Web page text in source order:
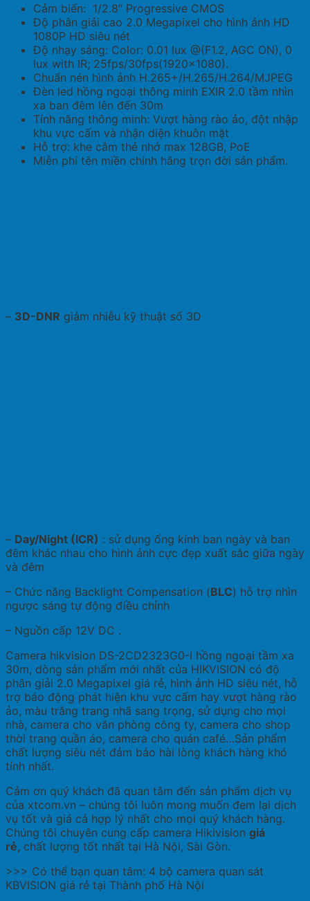
Cảm biến: 1/2.8″ Progressive CMOS
Độ phân giải cao 2.0 Megapixel cho hình ảnh HD
1080P HD siêu nét
Độ nhạy sáng: Color: 0.01 lux @(F1.2, AGC ON), 0
lux with IR; 25fps/30fps(1920×1080).
Chuẩn nén hình ảnh H.265+/H.265/H.264/MJPEG
Đèn led hồng ngoại thông minh EXIR 2.0 tầm nhìn
xa ban đêm lên đến 30m
Tính năng thông minh: Vượt hàng rào ảo, đột nhập
khu vực cấm và nhận diện khuôn mặt
Hỗ trợ: khe cắm thẻ nhớ max 128GB, PoE
Miễn phí tên miền chính hãng trọn đời sản phẩm.
– 3D-DNR giảm nhiễu kỹ thuật số 3D
– Day/Night (ICR) : sử dụng ống kính ban ngày và ban
đêm khác nhau cho hình ảnh cực đẹp xuất sắc giữa ngày
và đêm
– Chức năng Backlight Compensation (BLC) hỗ trợ nhìn
ngược sáng tự động điều chỉnh
– Nguồn cấp 12V DC .
Camera hikvision DS-2CD2323G0-I hồng ngoại tầm xa
30m, dòng sản phẩm mới nhất của HIKVISION có độ
phân giải 2.0 Megapixel giá rẻ, hình ảnh HD siêu nét, hỗ
trợ báo động phát hiện khu vực cấm hay vượt hàng rào
ảo, màu trắng trang nhã sang trọng, sử dụng cho mọi
nhà, camera cho văn phòng công ty, camera cho shop
thời trang quần áo, camera cho quán café…Sản phẩm
chất lượng siêu nét đảm bảo hài lòng khách hàng khó
tính nhất.
Cảm ơn quý khách đã quan tâm đến sản phẩm dịch vụ
của xtcom.vn – chúng tôi luôn mong muốn đem lại dịch
vụ tốt và giá cả hợp lý nhất cho mọi quý khách hàng.
Chúng tôi chuyên cung cấp camera Hikivision giá
rẻ, chất lượng tốt nhất tại Hà Nội, Sài Gòn.
>>> Có thể bạn quan tâm: 4 bộ camera quan sát
KBVISION giá rẻ tại Thành phố Hà Nội